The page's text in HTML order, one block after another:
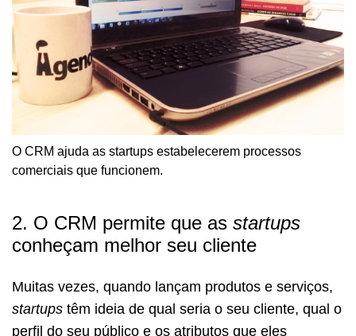
O CRM ajuda as startups estabelecerem processos
comerciais que funcionem.
2. O CRM permite que as startups
conheçam melhor seu cliente
Muitas vezes, quando lançam produtos e serviços,
startups têm ideia de qual seria o seu cliente, qual o
perfil do seu público e os atributos que eles